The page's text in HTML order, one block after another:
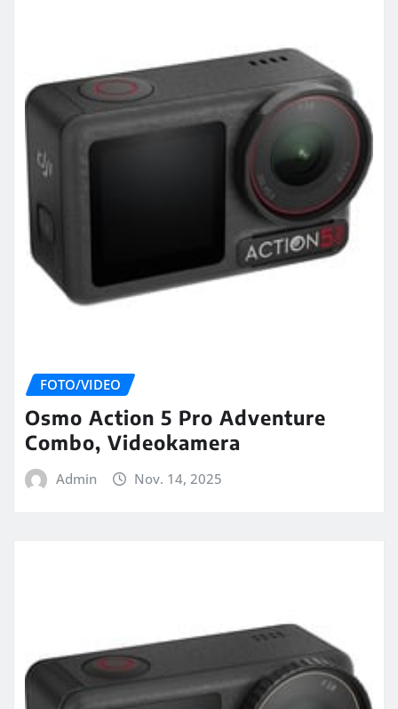
FOTO/VIDEO
Osmo Action 5 Pro Adventure
Combo, Videokamera
Admin Nov. 14, 2025